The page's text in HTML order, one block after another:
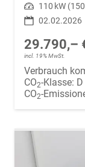
Leistung 110 kW
02.02.2026
29.790,–
incl. 19% MwSt.
Verbrauch
CO2-Klasse: D
CO2-